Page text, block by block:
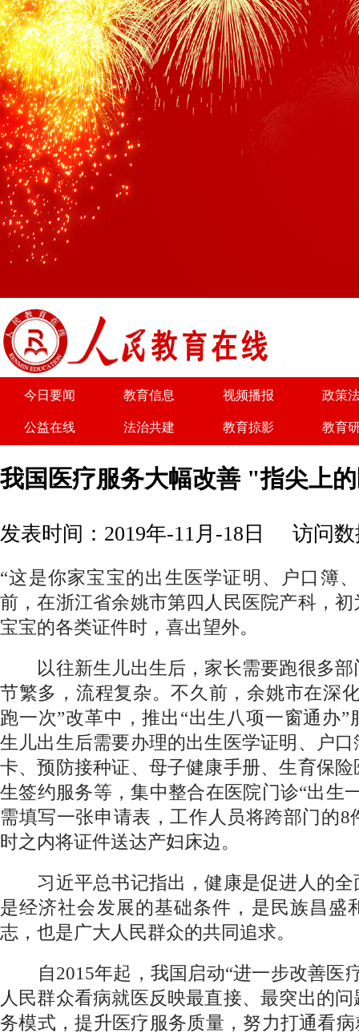
今日要闻 教育信息 视频播报 政策
公益在线 法治共建 教育掠影 教育
我国医疗服务大幅改善 "指尖上
发表时间：2019年-11月-18日 访问数
“这是你家宝宝的出生医学证明、户口簿
前，在浙江省余姚市第四人民医院产科，
宝宝的各类证件时，喜出望外。
以往新生儿出生后，家长需要跑很多部
节繁多，流程复杂。不久前，余姚市在深
跑一次”改革中，推出“出生八项一窗通办
生儿出生后需要办理的出生医学证明、户
卡、预防接种证、母子健康手册、生育保
生签约服务等，集中整合在医院门诊“出生
需填写一张申请表，工作人员将跨部门的8
时之内将证件送达产妇床边。
习近平总书记指出，健康是促进人的全
是经济社会发展的基础条件，是民族昌盛
志，也是广大人民群众的共同追求。
自2015年起，我国启动“进一步改善医
人民群众看病就医反映最直接、最突出的
务模式，提升医疗服务质量，努力打通看